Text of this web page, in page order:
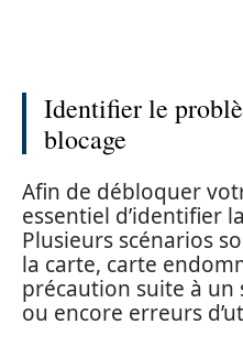
Identifier le
blocage
Afin de débloquer
essentiel d’identifier
Plusieurs scénarios
la carte, carte
précaution suite à
ou encore erreurs